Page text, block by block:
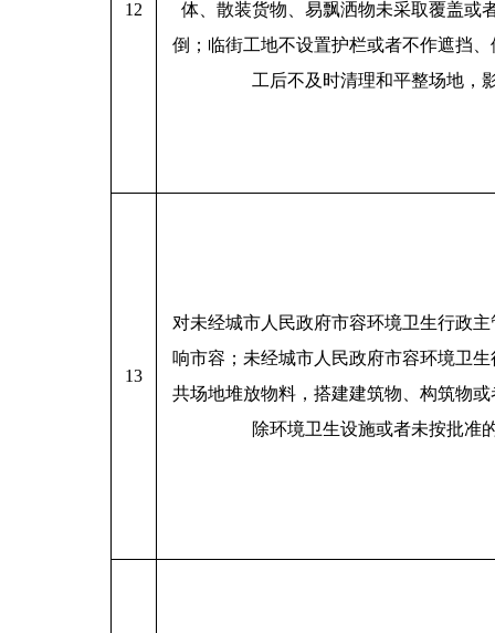
12
体、散装货物、易飘洒物未采取覆盖或
倒；临街工地不设置护栏或者不作遮挡
工后不及时清理和平整场地，
13
对未经城市人民政府市容环境卫生行政
响市容；未经城市人民政府市容环境卫
共场地堆放物料，搭建建筑物、构筑物
除环境卫生设施或者未按批准